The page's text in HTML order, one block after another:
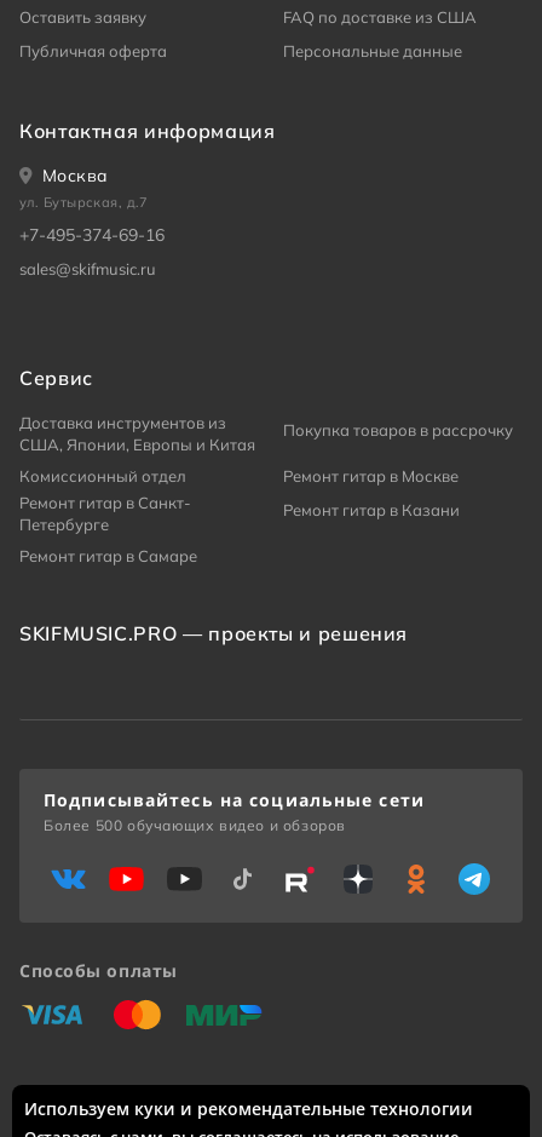
Оставить заявку
FAQ по доставке из США
Публичная оферта
Персональные данные
Контактная информация
Москва
ул. Бутырская, д.7
+7-495-374-69-16
sales@skifmusic.ru
Сервис
Доставка инструментов из
США, Японии, Европы и Китая
Покупка товаров в рассрочку
Комиссионный отдел
Ремонт гитар в Москве
Ремонт гитар в Санкт-
Петербурге
Ремонт гитар в Казани
Ремонт гитар в Самаре
SKIFMUSIC.PRO — проекты и решения
Доставка по России: Москва, Санкт-Петербург, Новосибирск,
Екатеринбург, Казань, Нижний Новгород, Челябинск,
Способы оплаты
«Виза» «Мастеркард»
«Мир»
Подписывайтесь на социальные сети
Более 500 обучающих видео и обзоров
Используем куки и рекомендательные технологии